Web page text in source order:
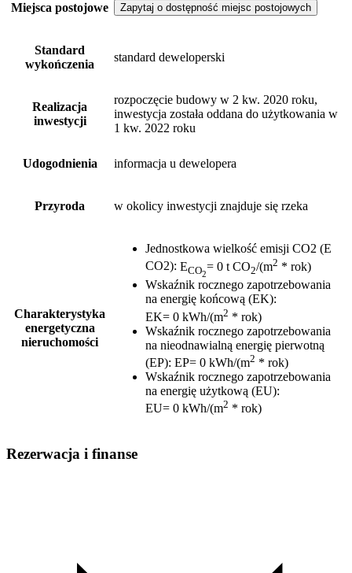
Miejsca postojowe Zapytaj o dostępność miejsc postojowych
Standard
wykończenia
standard deweloperski
Realizacja
inwestycji
rozpoczęcie budowy w 2 kw. 2020 roku,
inwestycja została oddana do użytkowania w
1 kw. 2022 roku
Udogodnienia informacja u dewelopera
Przyroda w okolicy inwestycji znajduje się rzeka
Charakterystyka
energetyczna
nieruchomości
Jednostkowa wielkość emisji CO2 (E
CO2): ECO2
= 0 t CO2/(m2 * rok)
Wskaźnik rocznego zapotrzebowania
na energię końcową (EK):
EK= 0 kWh/(m2 * rok)
Wskaźnik rocznego zapotrzebowania
na nieodnawialną energię pierwotną
(EP): EP= 0 kWh/(m2 * rok)
Wskaźnik rocznego zapotrzebowania
na energię użytkową (EU):
EU= 0 kWh/(m2 * rok)
Rezerwacja i finanse